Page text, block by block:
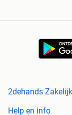
2dehands Zakelijk
Help en info